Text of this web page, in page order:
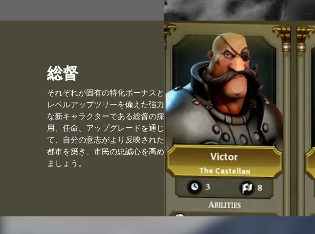
総督
それぞれが固有の特化ボーナスと
レベルアップツリーを備えた強力
な新キャラクターである総督の採
用、任命、アップグレードを通じ
て、自分の意志がより反映された
都市を築き、市民の忠誠心を高め
ましょう。